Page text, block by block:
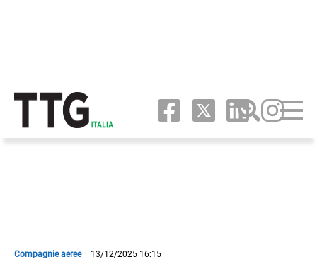
Compagnie aeree 13/12/2025 16:15